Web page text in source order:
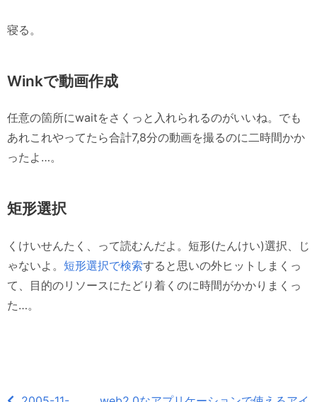
寝る。
Winkで動画作成
任意の箇所にwaitをさくっと入れられるのがいいね。でも
あれこれやってたら合計7,8分の動画を撮るのに二時間かか
ったよ…。
矩形選択
くけいせんたく、って読むんだよ。短形(たんけい)選択、じ
ゃないよ。 短形選択で検索すると思いの外ヒットしまくっ
て、目的のリソースにたどり着くのに時間がかかりまくっ
た…。